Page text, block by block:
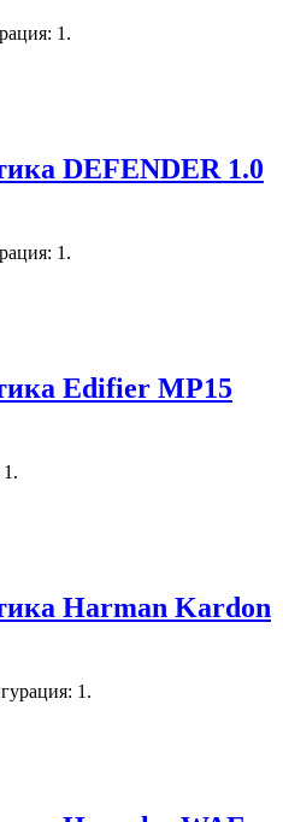
1.
DEFENDER 1.0
1.
Edifier MP15
Harman Kardon
1.